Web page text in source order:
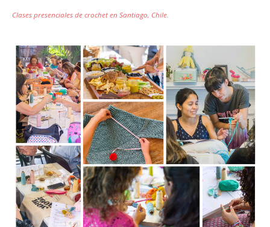
Clases presenciales de crochet en Santiago, Chile.